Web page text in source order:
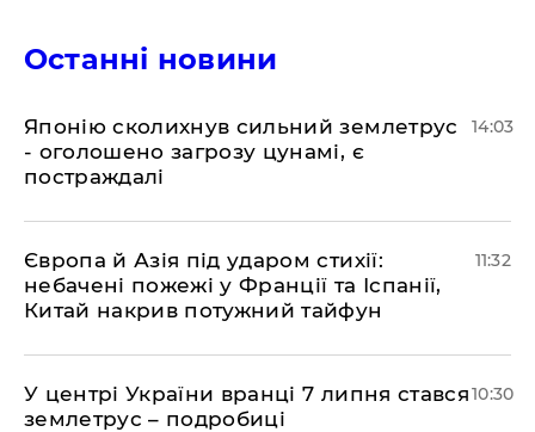
Останні новини
​Японію сколихнув сильний землетрус
- оголошено загрозу цунамі, є
постраждалі
14:03
Європа й Азія під ударом стихії:
небачені пожежі у Франції та Іспанії,
Китай накрив потужний тайфун
11:32
У центрі України вранці 7 липня стався
землетрус – подробиці
10:30